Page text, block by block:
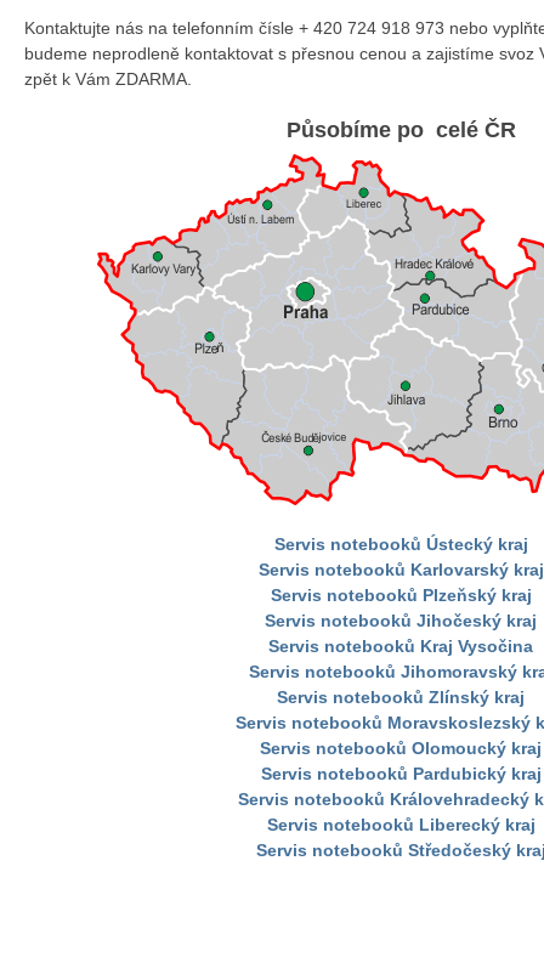
Kontaktujte nás na telefonním čísle + 420 724 918 973 nebo
budeme neprodleně kontaktovat s přesnou cenou a zajistíme svoz
zpět k Vám ZDARMA.
Působíme po celé ČR
Servis notebooků Ústecký kraj
Servis notebooků Karlovarský kraj
Servis notebooků Plzeňský kraj
Servis notebooků Jihočeský kraj
Servis notebooků Kraj Vysočina
Servis notebooků Jihomoravský
Servis notebooků Zlínský kraj
Servis notebooků Moravskoslezský
Servis notebooků Olomoucký kraj
Servis notebooků Pardubický kraj
Servis notebooků Královehradecký
Servis notebooků Liberecký kraj
Servis notebooků Středočeský